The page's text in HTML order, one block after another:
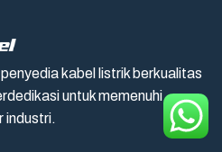
kabel listrik berkualitas
untuk memenuhi
industri.